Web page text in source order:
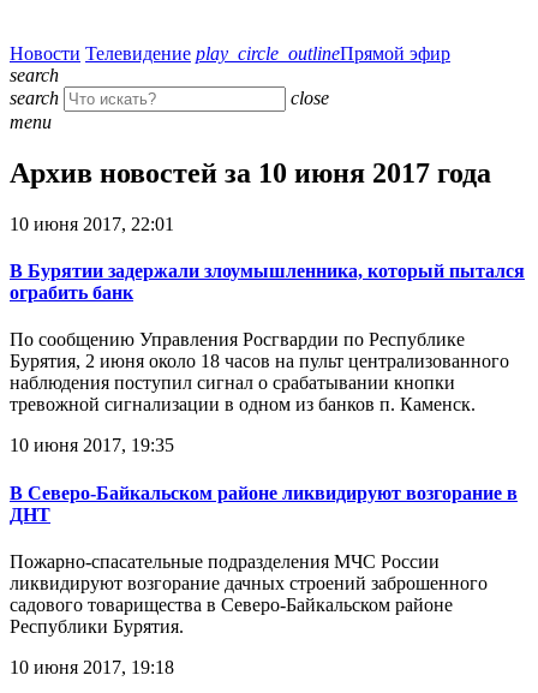
Новости Телевидение play_circle_outlineПрямой эфир
search
search
close
menu
Архив новостей за 10 июня 2017 года
10 июня 2017, 22:01
В Бурятии задержали злоумышленника, который пытался
ограбить банк
По сообщению Управления Росгвардии по Республике
Бурятия, 2 июня около 18 часов на пульт централизованного
наблюдения поступил сигнал о срабатывании кнопки
тревожной сигнализации в одном из банков п. Каменск.
10 июня 2017, 19:35
В Северо-Байкальском районе ликвидируют возгорание в
ДНТ
Пожарно-спасательные подразделения МЧС России
ликвидируют возгорание дачных строений заброшенного
садового товарищества в Северо-Байкальском районе
Республики Бурятия.
10 июня 2017, 19:18